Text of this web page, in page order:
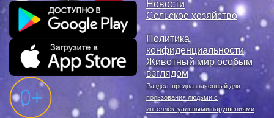
Новости
Сельское хозяйство
Политика
конфиденциальности
Животный мир особым
взглядом
Раздел, предназначенный для
пользования людьми с
интеллектуальными нарушениями